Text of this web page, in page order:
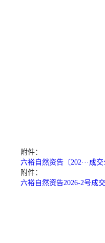
附件：
六裕自然资告〔202···成
附件：
六裕自然资告2026-2号成